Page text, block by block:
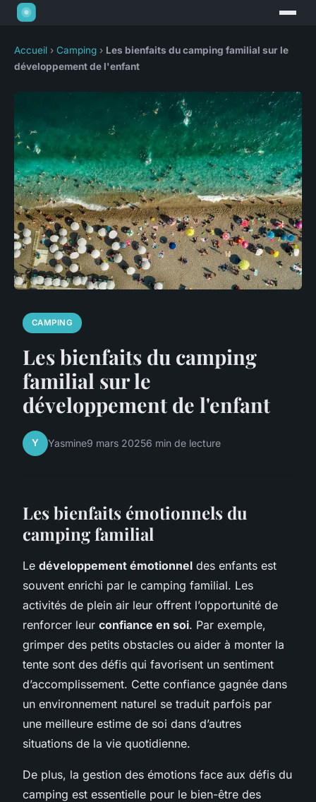
Accueil › Camping › Les bienfaits du camping familial sur le
développement de l'enfant
CAMPING
Les bienfaits du camping
familial sur le
développement de l'enfant
Y Yasmine9 mars 20256 min de lecture
Les bienfaits émotionnels du
camping familial
Le développement émotionnel des enfants est
souvent enrichi par le camping familial. Les
activités de plein air leur offrent l’opportunité de
renforcer leur confiance en soi. Par exemple,
grimper des petits obstacles ou aider à monter la
tente sont des défis qui favorisent un sentiment
d’accomplissement. Cette confiance gagnée dans
un environnement naturel se traduit parfois par
une meilleure estime de soi dans d’autres
situations de la vie quotidienne.
De plus, la gestion des émotions face aux défis du
camping est essentielle pour le bien-être des